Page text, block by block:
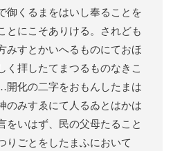
御くるまをはいし奉ることを
とにこそありける。されども
みすとかいへるものにておほ
く拝したてまつるものなきこ
化の二字をおもんしたまは
のみすゑにて人るゐとはかは
をいはず、民の父母たること
りごとをしたまふにおいて